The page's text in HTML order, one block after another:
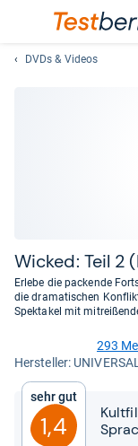
DVDs & Videos
Wicked: Teil 2
Erlebe die packende
die dramatischen
Spektakel mit
von
Sternen
293
Her­stel­ler: UNIVERSAL
Sehr gut
1,4